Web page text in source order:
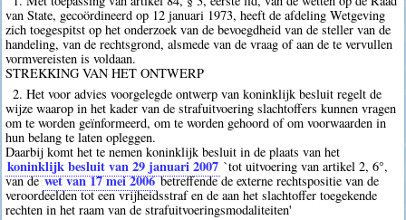
van State, gecoördineerd op 12 januari 1973, heeft de afdeling Wetgeving
zich toegespitst op het onderzoek van de bevoegdheid van de steller van de
handeling, van de rechtsgrond, alsmede van de vraag of aan de te vervullen
vormvereisten is voldaan.
STREKKING VAN HET ONTWERP
2. Het voor advies voorgelegde ontwerp van koninklijk besluit regelt de
wijze waarop in het kader van de strafuitvoering slachtoffers kunnen vragen
om te worden geïnformeerd, om te worden gehoord of om voorwaarden in
hun belang te laten opleggen.
Daarbij komt het te nemen koninklijk besluit in de plaats van het
koninklijk besluit van 29 januari 2007 `tot uitvoering van artikel 2, 6°,
van dewet van 17 mei 2006betreffende de externe rechtspositie van de
veroordeelden tot een vrijheidsstraf en de aan het slachtoffer toegekende
rechten in het raam van de strafuitvoeringsmodaliteiten'